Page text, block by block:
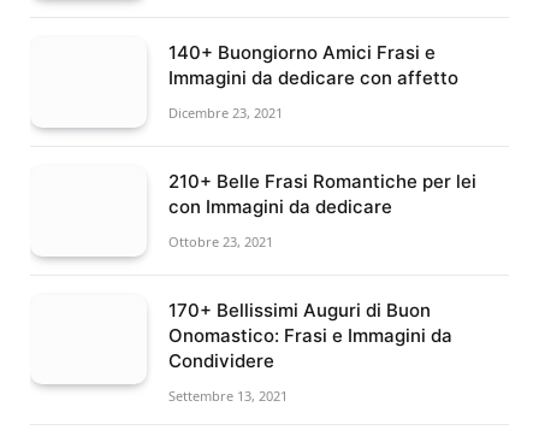
140+ Buongiorno Amici Frasi e
Immagini da dedicare con affetto
Dicembre 23, 2021
210+ Belle Frasi Romantiche per lei
con Immagini da dedicare
Ottobre 23, 2021
170+ Bellissimi Auguri di Buon
Onomastico: Frasi e Immagini da
Condividere
Settembre 13, 2021